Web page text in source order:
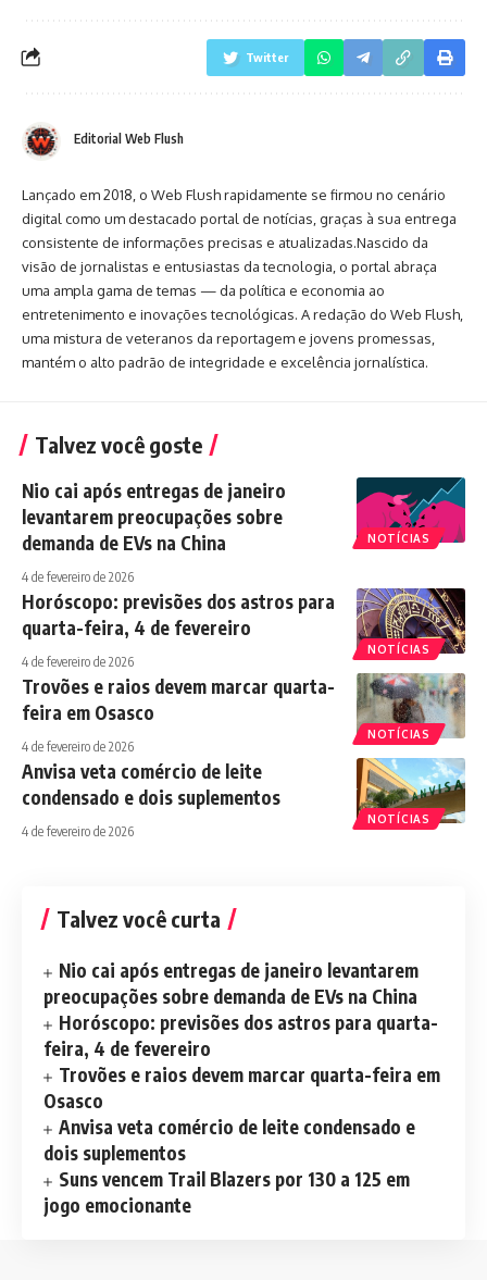
Twitter
Editorial Web Flush
Lançado em 2018, o Web Flush rapidamente se firmou no cenário
digital como um destacado portal de notícias, graças à sua entrega
consistente de informações precisas e atualizadas.Nascido da
visão de jornalistas e entusiastas da tecnologia, o portal abraça
uma ampla gama de temas — da política e economia ao
entretenimento e inovações tecnológicas. A redação do Web Flush,
uma mistura de veteranos da reportagem e jovens promessas,
mantém o alto padrão de integridade e excelência jornalística.
Talvez você goste
NOTÍCIAS
Nio cai após entregas de janeiro
levantarem preocupações sobre
demanda de EVs na China
4 de fevereiro de 2026
NOTÍCIAS
Horóscopo: previsões dos astros para
quarta-feira, 4 de fevereiro
4 de fevereiro de 2026
NOTÍCIAS
Trovões e raios devem marcar quarta-
feira em Osasco
4 de fevereiro de 2026
NOTÍCIAS
Anvisa veta comércio de leite
condensado e dois suplementos
4 de fevereiro de 2026
Talvez você curta
Nio cai após entregas de janeiro levantarem
preocupações sobre demanda de EVs na China
Horóscopo: previsões dos astros para quarta-
feira, 4 de fevereiro
Trovões e raios devem marcar quarta-feira em
Osasco
Anvisa veta comércio de leite condensado e
dois suplementos
Suns vencem Trail Blazers por 130 a 125 em
jogo emocionante